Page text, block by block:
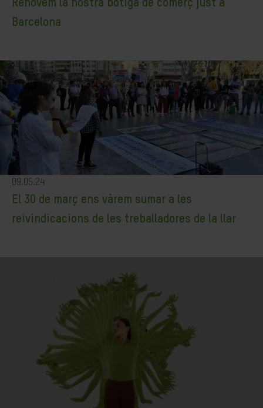
Renovem la nostra botiga de comerç just a
Barcelona
09.05.24
El 30 de març ens vàrem sumar a les
reivindicacions de les treballadores de la llar